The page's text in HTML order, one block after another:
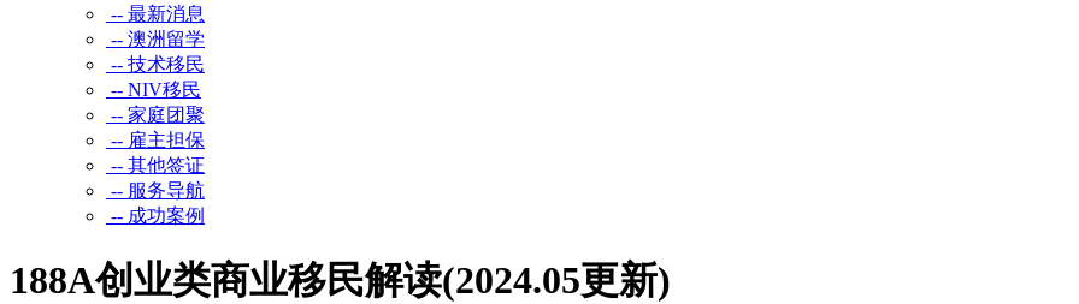
-- 最新消息
-- 澳洲留学
-- 技术移民
-- NIV移民
-- 家庭团聚
-- 雇主担保
-- 其他签证
-- 服务导航
-- 成功案例
188A创业类商业移民解读(2024.05更新)